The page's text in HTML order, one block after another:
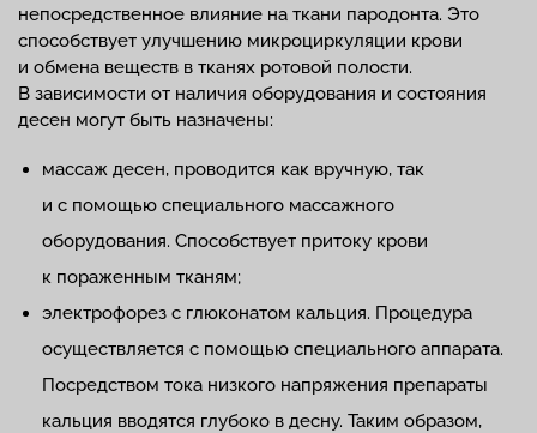
непосредственное влияние на ткани пародонта. Это
способствует улучшению микроциркуляции крови
и обмена веществ в тканях ротовой полости.
В зависимости от наличия оборудования и состояния
десен могут быть назначены:
массаж десен, проводится как вручную, так
и с помощью специального массажного
оборудования. Способствует притоку крови
к пораженным тканям;
электрофорез с глюконатом кальция. Процедура
осуществляется с помощью специального аппарата.
Посредством тока низкого напряжения препараты
кальция вводятся глубоко в десну. Таким образом,